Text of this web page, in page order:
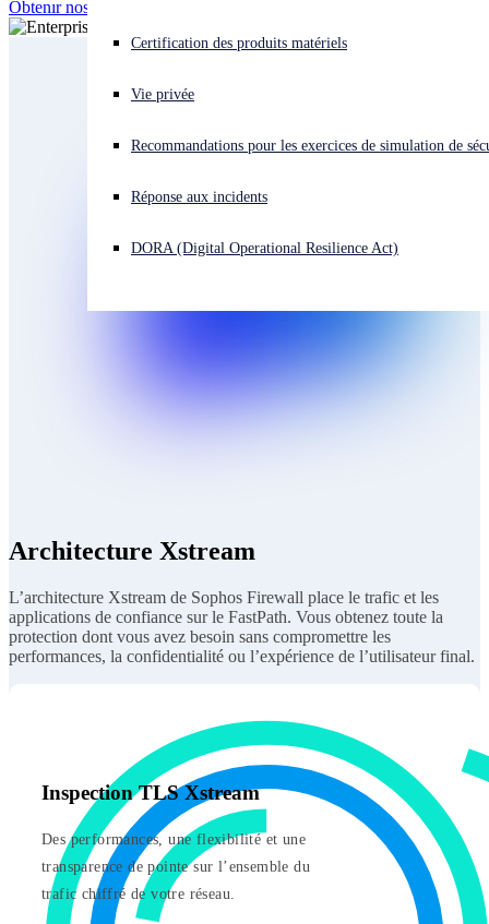
Vous subissez une cyberattaque ? Obtenez une aide immédiate.
Open language switcher
Certification des produits matériels
Vie privée
Recommandations pour les exercices de simulation de
Réponse aux incidents
DORA (Digital Operational Resilience Act)
Comparer les modèles
Écosystème
Obtenir nos prix
Architecture Xstream
L’architecture Xstream de Sophos Firewall place le trafic et les
applications de confiance sur le FastPath. Vous obtenez toute la
protection dont vous avez besoin sans compromettre les
performances, la confidentialité ou l’expérience de l’utilisateur final.
Inspection TLS Xstream
Des performances, une flexibilité et une
transparence de pointe sur l’ensemble du
trafic chiffré de votre réseau.